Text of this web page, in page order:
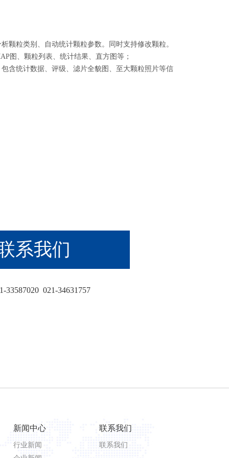
颗粒类别、自动统计颗粒参数。同时支持修改颗粒。
图、颗粒列表、统计结果、直方图等；
含统计数据、评级、滤片全貌图、至大颗粒照片等信
系我们
33587020 021-34631757
新闻中心
行业新闻
联系我们
联系我们